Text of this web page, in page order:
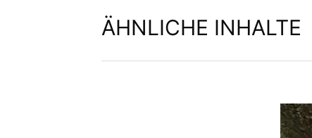
ÄHNLICHE INHALTE